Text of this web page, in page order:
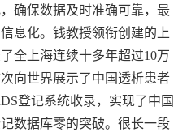
确保数据及时准确可靠，最
息化。钱教授领衔创建的上
全上海连续十多年超过10万
向世界展示了中国透析患者
登记系统收录，实现了中国
数据库零的突破。很长一段